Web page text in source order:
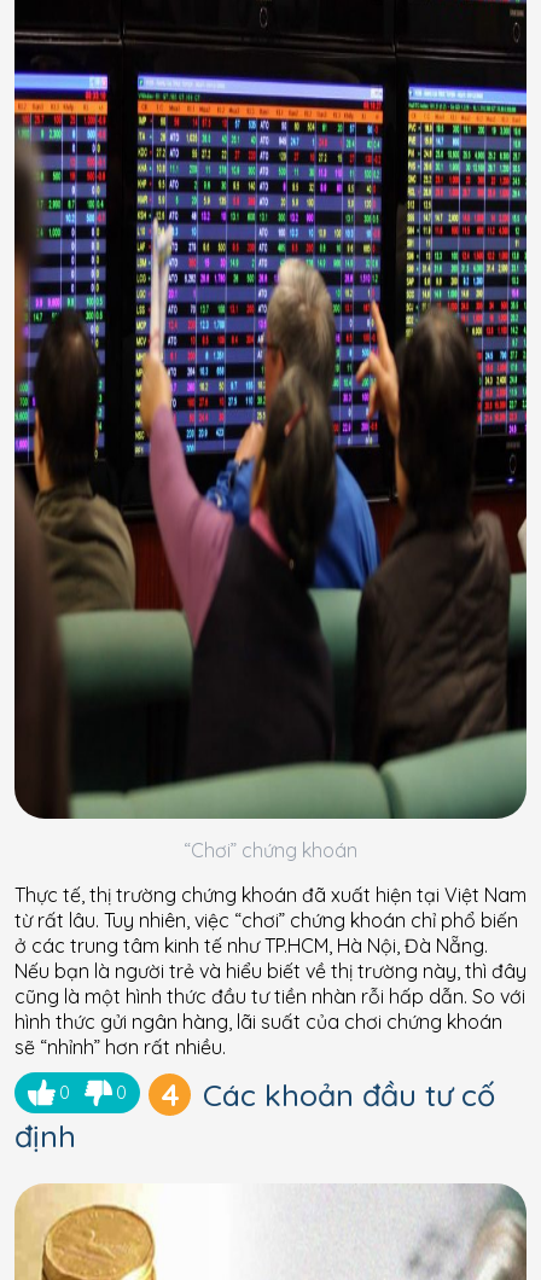
“Chơi” chứng khoán
Thực tế, thị trường chứng khoán đã xuất hiện tại Việt Nam
từ rất lâu. Tuy nhiên, việc “chơi” chứng khoán chỉ phổ biến
ở các trung tâm kinh tế như TP.HCM, Hà Nội, Đà Nẵng.
Nếu bạn là người trẻ và hiểu biết về thị trường này, thì đây
cũng là một hình thức đầu tư tiền nhàn rỗi hấp dẫn. So với
hình thức gửi ngân hàng, lãi suất của chơi chứng khoán
sẽ “nhỉnh” hơn rất nhiều.
0 0 4
Các khoản đầu tư cố
định